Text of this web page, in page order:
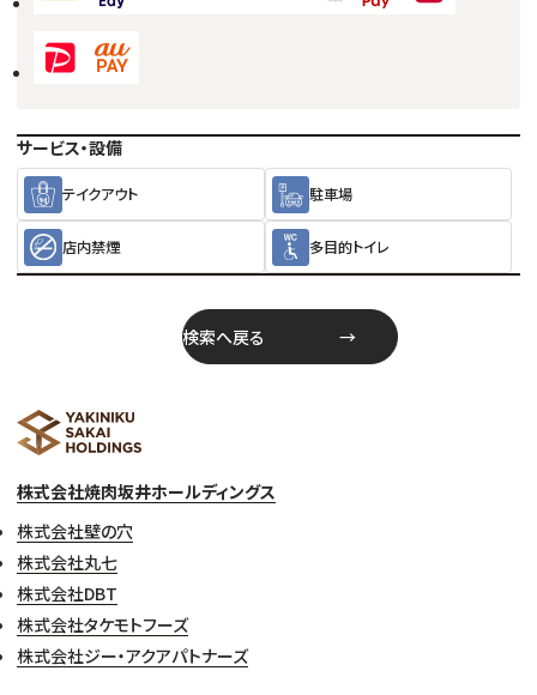
サービス・設備
テイクアウト 駐車場
店内禁煙 多目的トイレ
検索へ戻る
株式会社焼肉坂井ホールディングス
株式会社壁の穴
株式会社丸七
株式会社DBT
株式会社タケモトフーズ
株式会社ジー・アクアパトナーズ